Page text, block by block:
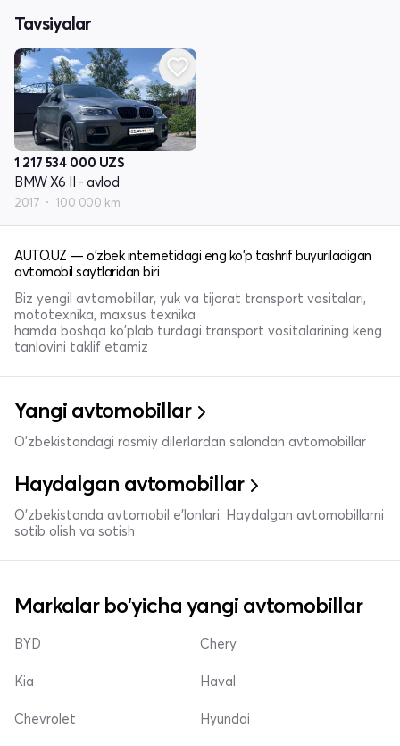
Tavsiyalar
1 217 534 000 UZS
BMW X6 II - avlod
2017 100 000 km
AUTO.UZ — o'zbek internetidagi eng ko'p tashrif buyuriladigan
avtomobil saytlaridan biri
Biz yengil avtomobillar, yuk va tijorat transport vositalari,
mototexnika, maxsus texnika
hamda boshqa ko'plab turdagi transport vositalarining keng
tanlovini taklif etamiz
Yangi avtomobillar
O'zbekistondagi rasmiy dilerlardan salondan avtomobillar
Haydalgan avtomobillar
O'zbekistonda avtomobil e’lonlari. Haydalgan avtomobillarni
sotib olish va sotish
Markalar bo'yicha yangi avtomobillar
BYD
Kia
Chevrolet
Chery
Haval
Hyundai